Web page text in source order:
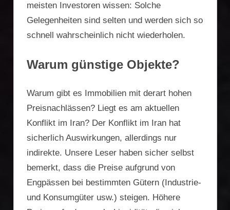
meisten Investoren wissen: Solche
Gelegenheiten sind selten und werden sich so
schnell wahrscheinlich nicht wiederholen.
Warum günstige Objekte?
Warum gibt es Immobilien mit derart hohen
Preisnachlässen? Liegt es am aktuellen
Konflikt im Iran? Der Konflikt im Iran hat
sicherlich Auswirkungen, allerdings nur
indirekte. Unsere Leser haben sicher selbst
bemerkt, dass die Preise aufgrund von
Engpässen bei bestimmten Gütern (Industrie-
und Konsumgüter usw.) steigen. Höhere